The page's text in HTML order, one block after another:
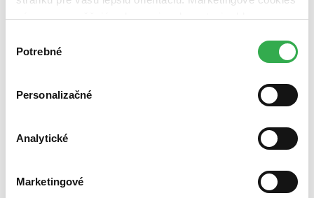
nám zas umožňujú zobrazenie relevantnej reklamy.
nám pomohlo, keby sme mohli používať všetky tieto
súhlasu
Potrebné
Personalizačné
Analytické
Marketingové
Zúžiť výber
Bestsellery
Najdrahšie